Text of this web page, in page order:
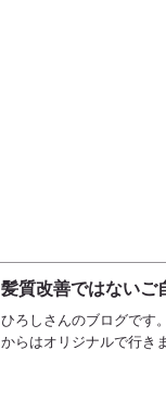
髪質改善ではないご
ひろしさんのブログです
からはオリジナルで行き